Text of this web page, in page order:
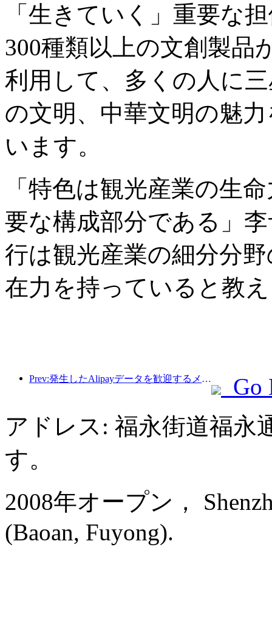
「生きていく」重要な
300種類以上の文創製品
利用して、多くの人に
の文明、中華文明の魅
います。
「特色は観光産業の生
要な構成部分である」
行は観光産業の細分分
在力を持っていると教
Prev:発生したAlipayデータを歓迎するメーデーの外出：風光明媚なホテルの検索ボリュームが15倍に急増
Go
アドレス: 福永街道福永
す。
2008年オープン，
(Baoan, Fuyong).